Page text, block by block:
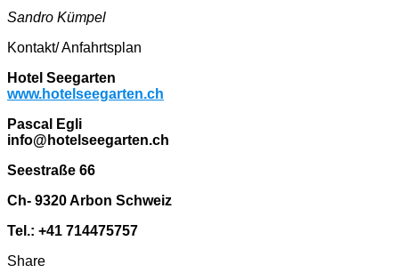
Sandro Kümpel
Kontakt/ Anfahrtsplan
Hotel Seegarten
www.hotelseegarten.ch
Pascal Egli
info@hotelseegarten.ch
Seestraße 66
Ch- 9320 Arbon Schweiz
Tel.: +41 714475757
Share